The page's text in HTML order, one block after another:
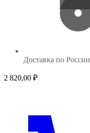
Доставка по России
2 820,00 ₽